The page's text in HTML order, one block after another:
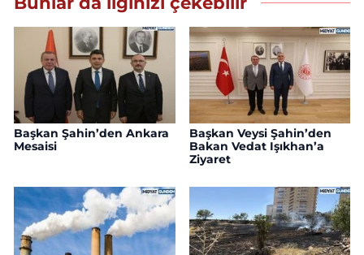
Başkan Şahin’den Ankara
Mesaisi
Başkan Veysi Şahin’den
Bakan Vedat Işıkhan’a
Ziyaret